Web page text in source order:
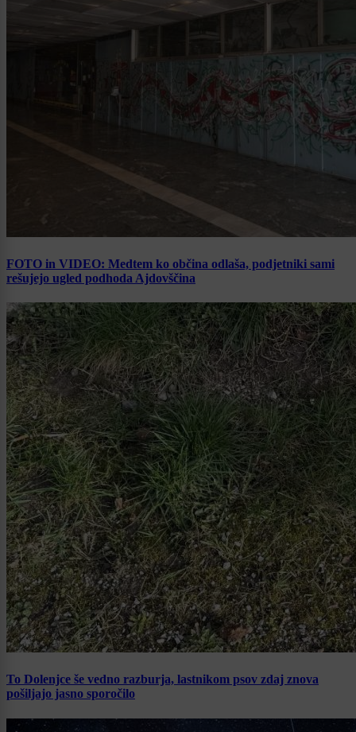
FOTO in VIDEO: Medtem ko občina odlaša, podjetniki sami
rešujejo ugled podhoda Ajdovščina
To Dolenjce še vedno razburja, lastnikom psov zdaj znova
pošiljajo jasno sporočilo